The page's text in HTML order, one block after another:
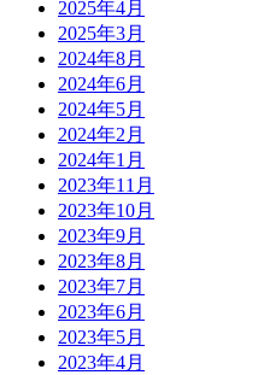
2025年4月
2025年3月
2024年8月
2024年6月
2024年5月
2024年2月
2024年1月
2023年11月
2023年10月
2023年9月
2023年8月
2023年7月
2023年6月
2023年5月
2023年4月